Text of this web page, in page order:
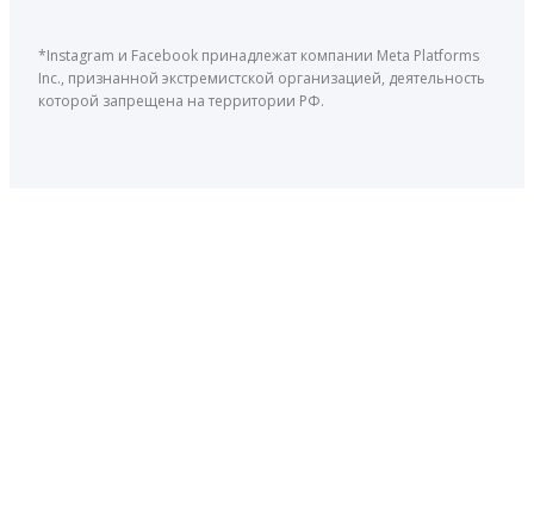
*Instagram и Facebook принадлежат компании Meta Platforms
Inc., признанной экстремистской организацией, деятельность
которой запрещена на территории РФ.